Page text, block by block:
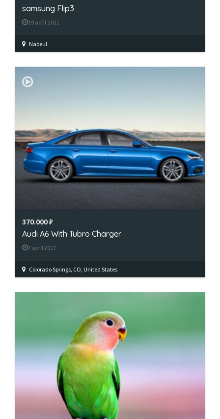
samsung Flip3
19 août 2021
Nabeul
370.000 ₽
Audi A6 With Tubro Charger
7 avril 2017
Colorado Springs, CO, United States